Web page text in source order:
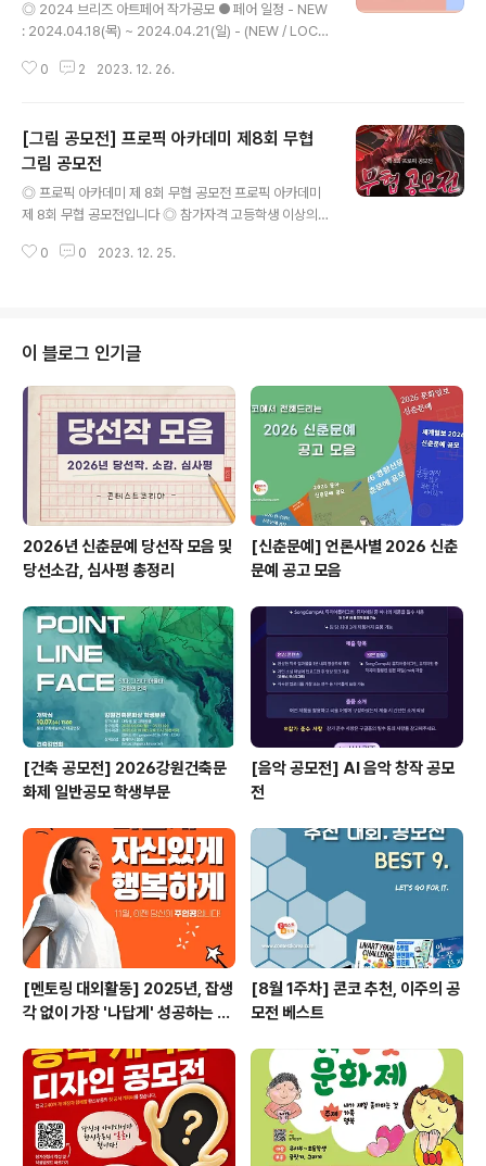
◎ 2024 브리즈 아트페어 작가공모 ● 페어 일정 - NEW
: 2024.04.18(목) ~ 2024.04.21(일) - (NEW / LOCA
5(목) ~ 2024.04.28(일) - (NOW / GLOBAL / COLL
내외 /NOW 40명 내외 / 프라이즈 2명 / 기타 LOCAL, G
LOBAL 트랙 등 ) ◎ 모집인원 - NEW 30명, NOW 40
명 내외 ◎ 공모대상 ● 공모 대상 (공통) - 시각예술 분야
에서 활동하며 예술활동이 주업인 사람, 앞으로도 계속 예
0 2 2023. 12. 26.
[그림 공모전] 프로픽 아카데미 제8회 무협
그림 공모전
◎ 프로픽 아카데미 제 8회 무협 공모전 프로픽 아카데미
제 8회 무협 공모전입니다 ◎ 참가자격 고등학생 이상의
주제 무협요소가 포함된 그림 ex) 무협 요소가 등장한 캐
(4500 x 3000), 세로 (3000 x 4500) 원하시는 파일을
다운 받으셔서 참여하시면 됩니다. 1. 게시글에 첨부 된 파
일을 다운로드 합니다. 2. 가로: 4500 x 3000 / 세로: 30
00 x 4500 으로 부문 상관 없이 파일을 다운 받으시면 됩
니다. (※..
0 0 2023. 12. 25.
이 블로그 인기글
2026년 신춘문예 당선작 모음 및
당선소감, 심사평 총정리
[신춘문예] 언론사별 2026 신춘
문예 공고 모음
[건축 공모전] 2026강원건축문
화제 일반공모 학생부문
[음악 공모전] AI 음악 창작 공모
전
[멘토링 대외활동] 2025년, 잡생
각 없이 가장 '나답게' 성공하는 법
[8월 1주차] 콘코 추천, 이주의 공
모전 베스트